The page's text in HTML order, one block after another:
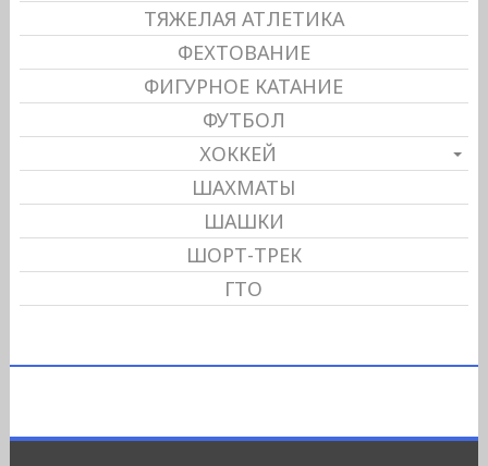
ТЯЖЕЛАЯ АТЛЕТИКА
ФЕХТОВАНИЕ
ФИГУРНОЕ КАТАНИЕ
ФУТБОЛ
ХОККЕЙ
ШАХМАТЫ
ШАШКИ
ШОРТ-ТРЕК
ГТО